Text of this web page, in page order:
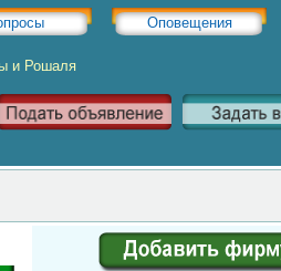
Оповещения
и Рошаля